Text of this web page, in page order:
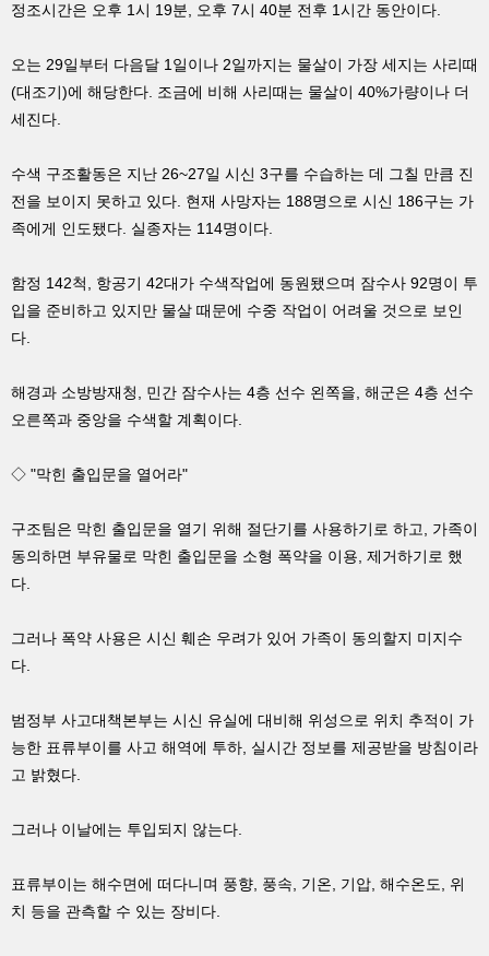
정조시간은 오후 1시 19분, 오후 7시 40분 전후 1시간 동안이다.
오는 29일부터 다음달 1일이나 2일까지는 물살이 가장 세지는 사리때
(대조기)에 해당한다. 조금에 비해 사리때는 물살이 40%가량이나 더
세진다.
수색 구조활동은 지난 26~27일 시신 3구를 수습하는 데 그칠 만큼 진
전을 보이지 못하고 있다. 현재 사망자는 188명으로 시신 186구는 가
족에게 인도됐다. 실종자는 114명이다.
함정 142척, 항공기 42대가 수색작업에 동원됐으며 잠수사 92명이 투
입을 준비하고 있지만 물살 때문에 수중 작업이 어려울 것으로 보인
다.
해경과 소방방재청, 민간 잠수사는 4층 선수 왼쪽을, 해군은 4층 선수
오른쪽과 중앙을 수색할 계획이다.
◇ "막힌 출입문을 열어라"
구조팀은 막힌 출입문을 열기 위해 절단기를 사용하기로 하고, 가족이
동의하면 부유물로 막힌 출입문을 소형 폭약을 이용, 제거하기로 했
다.
그러나 폭약 사용은 시신 훼손 우려가 있어 가족이 동의할지 미지수
다.
범정부 사고대책본부는 시신 유실에 대비해 위성으로 위치 추적이 가
능한 표류부이를 사고 해역에 투하, 실시간 정보를 제공받을 방침이라
고 밝혔다.
그러나 이날에는 투입되지 않는다.
표류부이는 해수면에 떠다니며 풍향, 풍속, 기온, 기압, 해수온도, 위
치 등을 관측할 수 있는 장비다.